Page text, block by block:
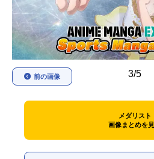
アニメ映画一覧
今期アニメ曜日別一覧
春アニメ
秋アニメ
3/5
前の画像
メダリスト
画像まとめを